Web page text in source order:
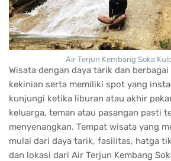
Air Terjun Kembang Soka
Wisata dengan daya tarik dan
kekinian serta memiliki spot yang
kunjungi ketika liburan atau akhir
keluarga, teman atau pasangan pasti
menyenangkan. Tempat wisata yang
mulai dari daya tarik, fasilitas, hatga
dan lokasi dari Air Terjun Kembang